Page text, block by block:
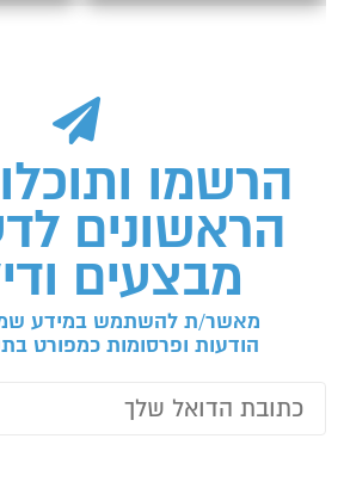
הרשמו
הראשונים
מבצעים
מאשר/ת להשתמש במידע
הודעות ופרסומות כמפורט